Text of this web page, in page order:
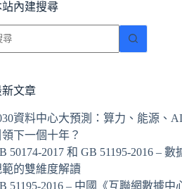
站內建搜尋
新文章
資料中心大預測：算力、能源、
領下一個十年？
50174-2017 和 GB 51195-2016 – 數
範的雙維度解讀
51195-2016 – 中國《互聯網數據中